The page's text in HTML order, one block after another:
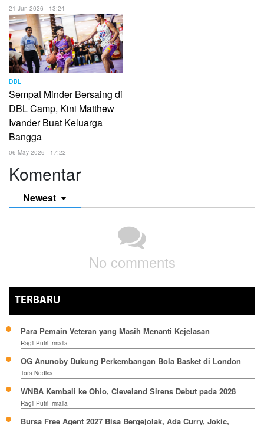
21 Jun 2026 - 13:24
DBL
Sempat Minder Bersaing di
DBL Camp, Kini Matthew
Ivander Buat Keluarga
Bangga
06 May 2026 - 17:22
Komentar
Newest
No comments
TERBARU
Para Pemain Veteran yang Masih Menanti Kejelasan
Ragil Putri Irmalia
OG Anunoby Dukung Perkembangan Bola Basket di London
Tora Nodisa
WNBA Kembali ke Ohio, Cleveland Sirens Debut pada 2028
Ragil Putri Irmalia
Bursa Free Agent 2027 Bisa Bergejolak, Ada Curry, Jokic,